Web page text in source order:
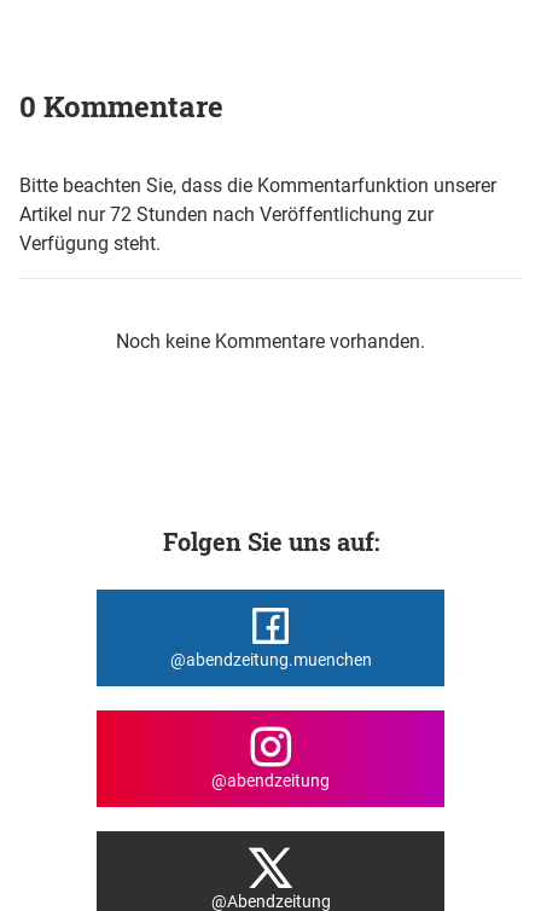
0 Kommentare
Bitte beachten Sie, dass die Kommentarfunktion unserer
Artikel nur 72 Stunden nach Veröffentlichung zur
Verfügung steht.
Noch keine Kommentare vorhanden.
Folgen Sie uns auf:
@abendzeitung.muenchen
@abendzeitung
@Abendzeitung